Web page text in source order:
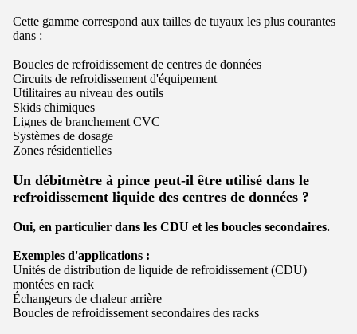
Cette gamme correspond aux tailles de tuyaux les plus courantes
dans :
Boucles de refroidissement de centres de données
Circuits de refroidissement d'équipement
Utilitaires au niveau des outils
Skids chimiques
Lignes de branchement CVC
Systèmes de dosage
Zones résidentielles
Un débitmètre à pince peut-il être utilisé dans le
refroidissement liquide des centres de données ?
Oui, en particulier dans les CDU et les boucles secondaires.
Exemples d'applications :
Unités de distribution de liquide de refroidissement (CDU)
montées en rack
Échangeurs de chaleur arrière
Boucles de refroidissement secondaires des racks